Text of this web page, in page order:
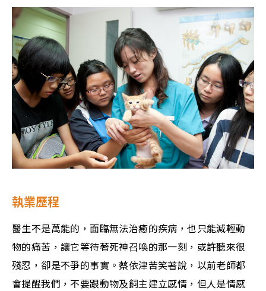
執業歷程
醫生不是萬能的，面臨無法治癒的疾病，也只能減輕動
物的痛苦，讓它等待著死神召喚的那一刻，或許聽來很
殘忍，卻是不爭的事實。蔡依津苦笑著說，以前老師都
會提醒我們，不要跟動物及飼主建立感情，但人是情感